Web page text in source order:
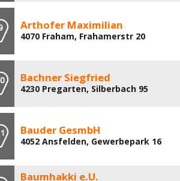
Arthofer Maximilian
4070 Fraham, Frahamerstr 20
Bachner Siegfried
4230 Pregarten, Silberbach 95
Bauder GesmbH
4052 Ansfelden, Gewerbepark 16
Baumhakki e.U.